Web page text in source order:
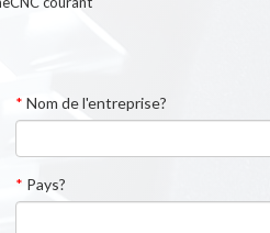
* Nom de l'entreprise?
* Pays?